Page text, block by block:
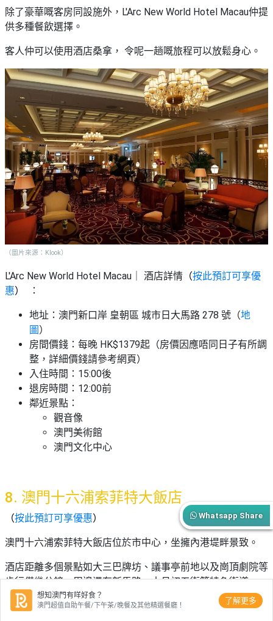
Whatsapp Share
想知澳門有咩好食？
澳門超值自助午餐/下午茶/晚餐及其他精選餐廳！
了解更多
除了豪華嘅客房同設施外，L'Arc New World Hotel Macau仲提
供多種餐飲選擇。
客人仲可以使用酒店桑拿， 令呢一趟嘅旅程可以放鬆身心。
（圖片來源：Klook）
L'Arc New World Hotel Macau｜ 酒店詳情 （按此預訂可享優
惠） ：
地址：澳門新口岸 皇朝區 城市日大馬路 278 號（地
圖）
房間價錢：每晚 HK$1379起（房價因應唔同日子有所調
整，詳細價錢請參考網頁）
入住時間：15:00後
退房時間：12:00前
鄰近景點：
觀音像
澳門美術館
澳門文化中心
8. 澳門十六浦索菲特大飯店
（按此預訂可享優惠）
澳門十六浦索菲特大飯店位於市中心，坐擁內港堤畔景致。
酒店距離多個景點如大三巴牌坊、議事亭前地以及崗頂劇院等
步行僅幾分鐘，周邊還有新馬路、十月初五街等特色街道。
令客人可以盡情探索澳門嘅獨特風情。